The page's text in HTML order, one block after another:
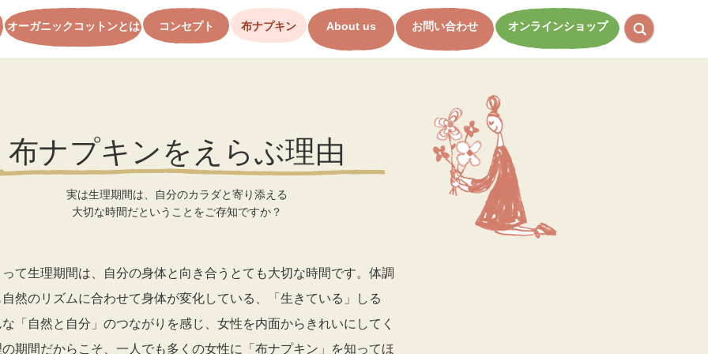
オーガニックコットンとは コンセプト 布ナプキン About us お問い合わせ オンラインショップ
布ナプキンをえらぶ理由
実は生理期間は、自分のカラダと寄り添える
大切な時間だということをご存知ですか？
て生理期間は、自分の身体と向き合うとても大切な時間です。体調
然のリズムに合わせて身体が変化している、「生きている」しる
「自然と自分」のつながりを感じ、女性を内面からきれいにしてく
期間だからこそ、一人でも多くの女性に「布ナプキン」を知ってほ